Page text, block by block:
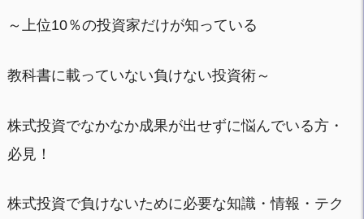
～上位10％の投資家だけが知っている
教科書に載っていない負けない投資術～
株式投資でなかなか成果が出せずに悩んでいる方・
必見！
株式投資で負けないために必要な知識・情報・テク